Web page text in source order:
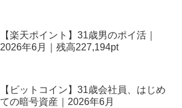
【楽天ポイント】31歳男のポイ活｜
2026年6月｜残高227,194pt
【ビットコイン】31歳会社員、はじめ
ての暗号資産｜2026年6月